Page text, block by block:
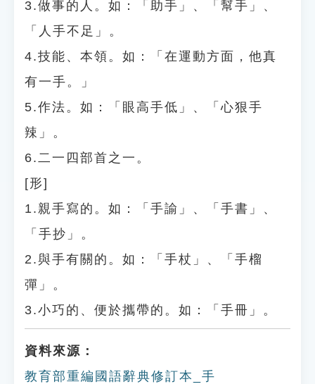
3.做事的人。如：「助手」、「幫手」、
「人手不足」。
4.技能、本領。如：「在運動方面，他真
有一手。」
5.作法。如：「眼高手低」、「心狠手
辣」。
6.二一四部首之一。
[形]
1.親手寫的。如：「手諭」、「手書」、
「手抄」。
2.與手有關的。如：「手杖」、「手榴
彈」。
3.小巧的、便於攜帶的。如：「手冊」。
資料來源：
教育部重編國語辭典修訂本_手